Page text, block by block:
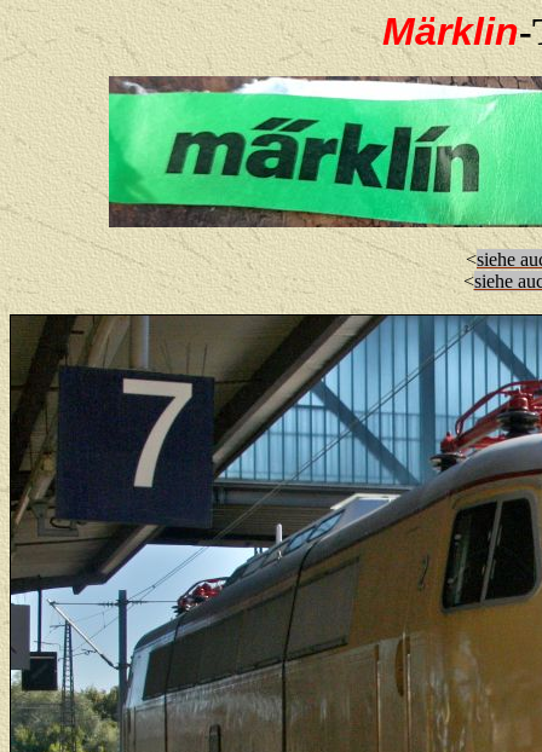
Märklin-
<siehe
<siehe